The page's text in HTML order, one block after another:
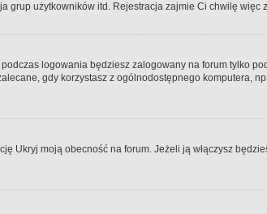
grup użytkowników itd. Rejestracja zajmie Ci chwilę więc
podczas logowania będziesz zalogowany na forum tylko
gdy korzystasz z ogólnodostępnego komputera,
Ukryj moją obecność na forum. Jeżeli ją włączysz